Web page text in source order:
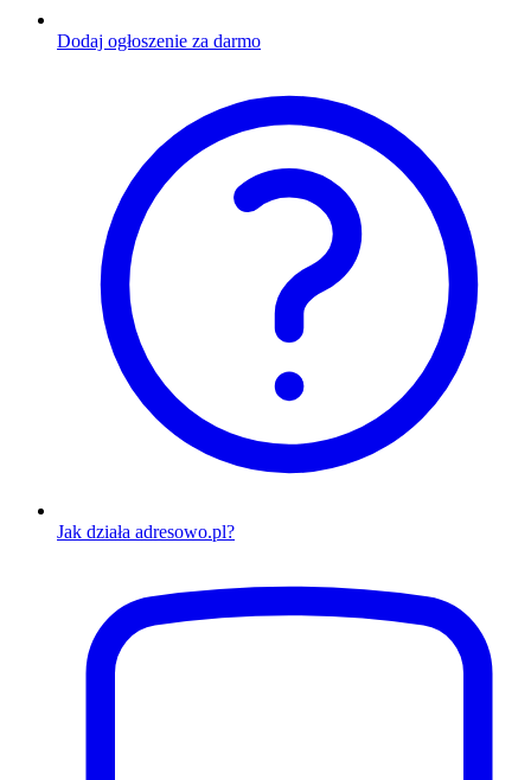
Dodaj ogłoszenie za darmo
Jak działa adresowo.pl?